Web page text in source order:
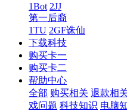
1Bot 2JJ
第一后裔
1TU 2GF诛仙
下载科技
购买卡一
购买卡二
帮助中心
全部 购买相关 退款相
戏问题 科技知识 电脑